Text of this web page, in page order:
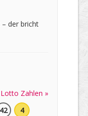
der bricht
Lotto Zahlen »
42 4